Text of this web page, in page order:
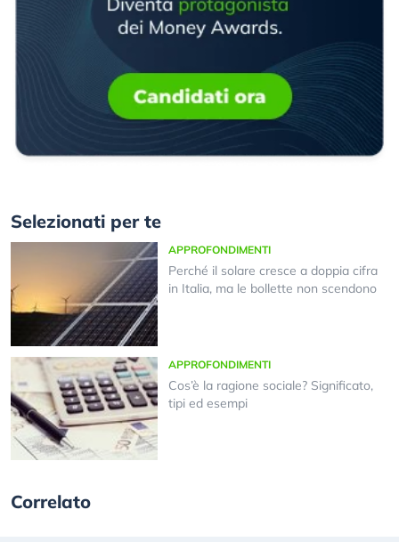
Selezionati per te
APPROFONDIMENTI
Perché il solare cresce a doppia cifra
in Italia, ma le bollette non scendono
APPROFONDIMENTI
Cos’è la ragione sociale? Significato,
tipi ed esempi
Correlato